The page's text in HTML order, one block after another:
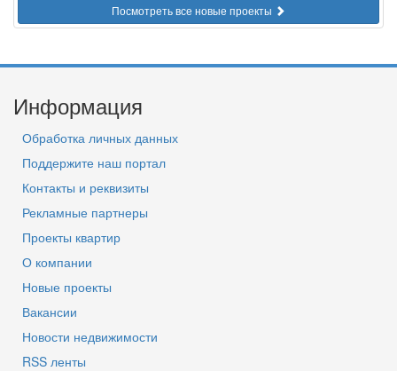
Посмотреть все новые проекты
Информация
Обработка личных данных
Поддержите наш портал
Контакты и реквизиты
Рекламные партнеры
Проекты квартир
О компании
Новые проекты
Вакансии
Новости недвижимости
RSS ленты